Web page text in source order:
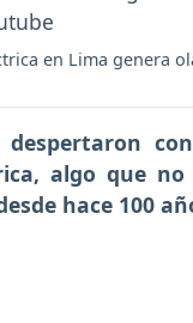
en Lima genera
despertaron
algo que no
hace 100